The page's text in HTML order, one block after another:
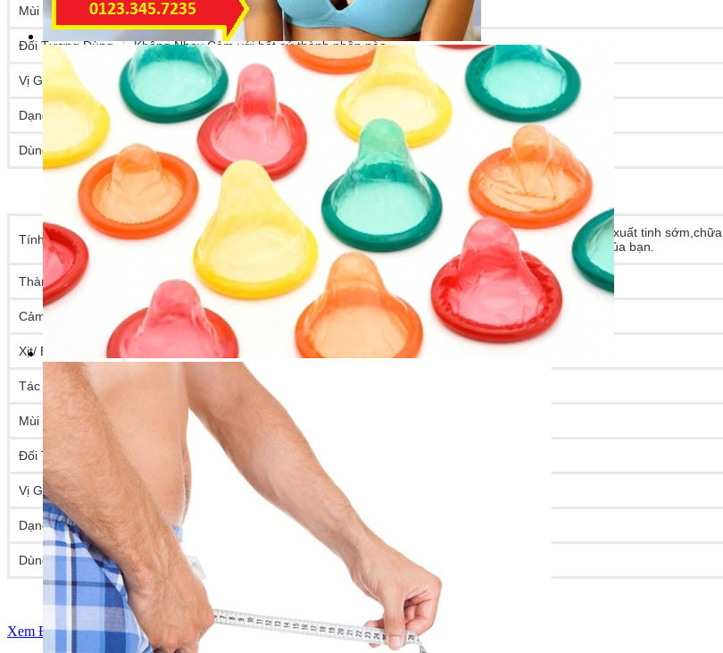
Mùi Mùi Nhân Sâm nhẹ
Đối Tượng Dùng Không Nhạy Cảm với bất cứ thành phần nào
Vị Giác Không Có Vị Đắng
Dạng Xịt (Pray)
Dùng Được 55 Lần
Tính năng – Là thuốc xịt chống xuấttinh sớm đến từ UK nhưng nhập khẩu từ USA, Thuốc xịt trị xuất tinh sớm,chữa
yếu sinh lý giành cho nam, tầm giá trung bình nhưng không nguy hại cho sức khỏe của bạn.
Thành phần Hợp chấtkéo dài thời gian quan hệ10%
Cảm Giác Không Nóng & Không Rát
Xịt/ Bôi Trước
Tác Dụng Phụ
Mùi Mùi Nhân Sâm nhẹ
Đối Tượng Dùng Không Nhạy Cảm với bất cứ thành phần nào
Vị Giác Không Có Vị Đắng
Dạng Xịt (Pray)
Dùng Được 55 Lần
Xem Đánh Giá